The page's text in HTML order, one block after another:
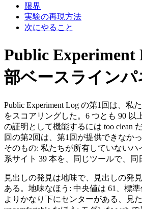
限界
実験の再現方法
次にやること
Public Experiment
部ベースラインパ
Public Experiment Log の第1回は、私
をスコアリングした。6 つとも 90 以
の証明として機能するには too clean
回の第2回は、第1回が提供できなか
そのもの: 私たちが所有していない
系サイト 39 本を、同じツールで、同
見出しの発見は地味で、見出しの発見
ある。地味なほう: 中央値は 61、標
よりかなり下にセンターがある、見